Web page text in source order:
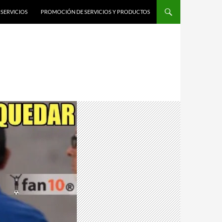
SERVICIOS PROMOCIÓN DE SERVICIOS Y PRODUCTOS